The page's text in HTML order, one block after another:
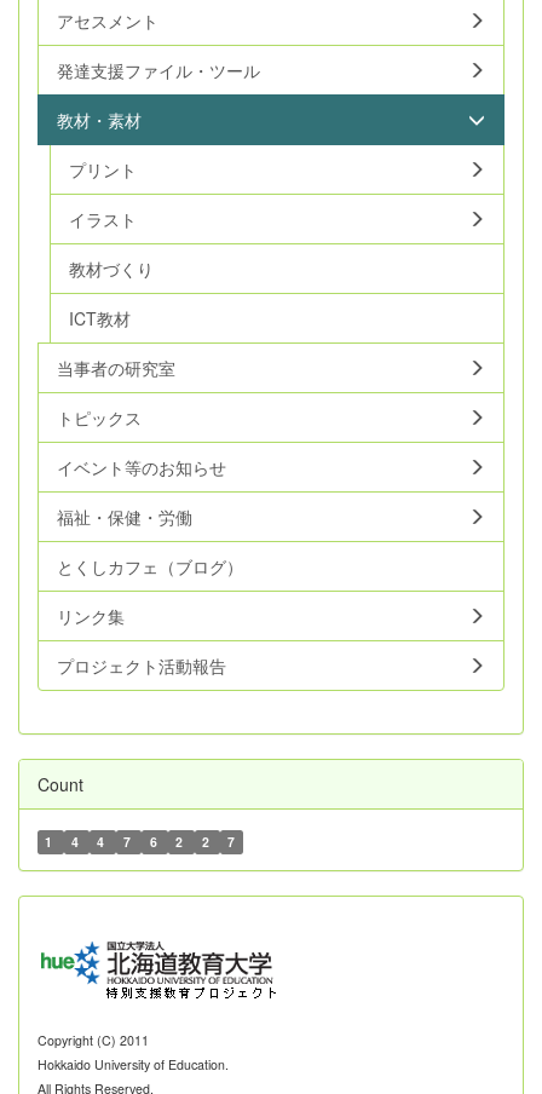
アセスメント
発達支援ファイル・ツール
教材・素材
プリント
イラスト
教材づくり
ICT教材
当事者の研究室
トピックス
イベント等のお知らせ
福祉・保健・労働
とくしカフェ（ブログ）
リンク集
プロジェクト活動報告
Count
1 4 4 7 6 2 2 7
Copyright (C) 2011
Hokkaido University of Education.
All Rights Reserved.